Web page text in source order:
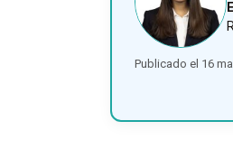
Publicado el 16